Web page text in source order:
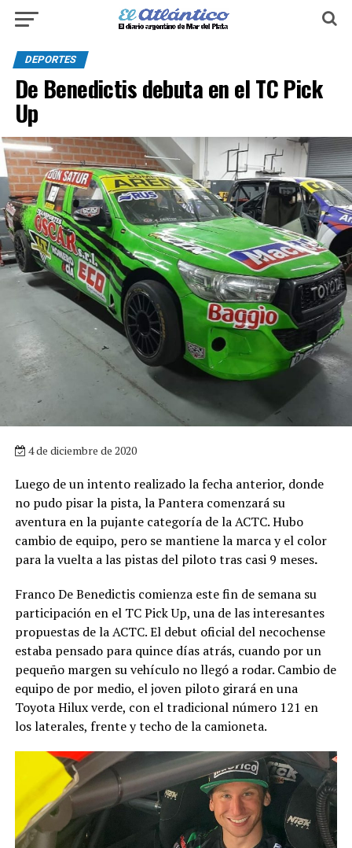
DEPORTES
De Benedictis debuta en el TC Pick
Up
4 de diciembre de 2020
Luego de un intento realizado la fecha anterior, donde
no pudo pisar la pista, la Pantera comenzará su
aventura en la pujante categoría de la ACTC. Hubo
cambio de equipo, pero se mantiene la marca y el color
para la vuelta a las pistas del piloto tras casi 9 meses.
Franco De Benedictis comienza este fin de semana su
participación en el TC Pick Up, una de las interesantes
propuestas de la ACTC. El debut oficial del necochense
estaba pensado para quince días atrás, cuando por un
pequeño margen su vehículo no llegó a rodar. Cambio de
equipo de por medio, el joven piloto girará en una
Toyota Hilux verde, con el tradicional número 121 en
los laterales, frente y techo de la camioneta.